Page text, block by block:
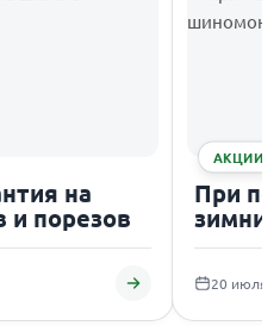
на
и порезов
АКЦИИ
При
20 июля